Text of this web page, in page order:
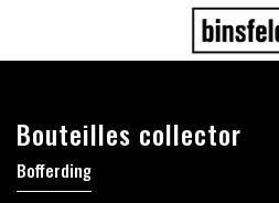
Bouteilles collector
Bofferding